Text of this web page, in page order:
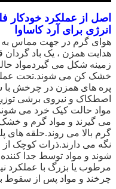
اصل از عملکرد
انرژی برای آرد کاساوا
هوای گرم در جهت مماس
هدایت همزن ، یک باد گردان
زمینه شکل می گیردمواد
خشک کن می شوند.تحت
پره های همزن در چرخش با
اصطکاک و نیروی برشی
مواد حالت کیک خرد می
می گیرند و مواد گرم و
گرم بالا می روند.حلقه های
نگه می دارند.ذرات کوچک
شوند و مواد توسط جدا
مرطوب یا بزرگ با عملکرد
چرخند و مواد پس از سقوط